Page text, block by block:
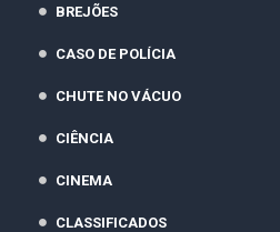
BREJÕES
CASO DE POLÍCIA
CHUTE NO VÁCUO
CIÊNCIA
CINEMA
CLASSIFICADOS